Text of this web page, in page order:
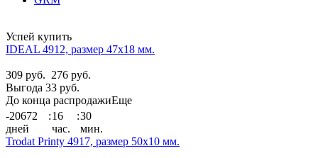
Успей купить
IDEAL 4912, размер 47х18 мм.
309 руб. 276 руб.
Выгода 33 руб.
До конца распродажиЕще
-20672
:16 :30
дней
час.
мин.
Trodat Printy 4917, размер 50х10 мм.